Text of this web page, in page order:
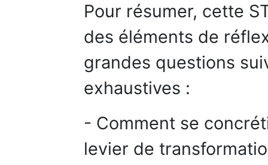
Pour résumer, cette
des éléments de
grandes questions
exhaustives :
- Comment se
levier de